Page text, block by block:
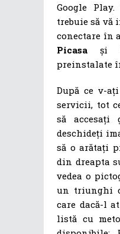
Google
trebuie să vă
conectare în
Picasa și
preinstalate
După ce v-
servicii, tot
să
deschideți
să o arătați
din dreapta
vedea o
un triunghi
care dacă-l
listă cu